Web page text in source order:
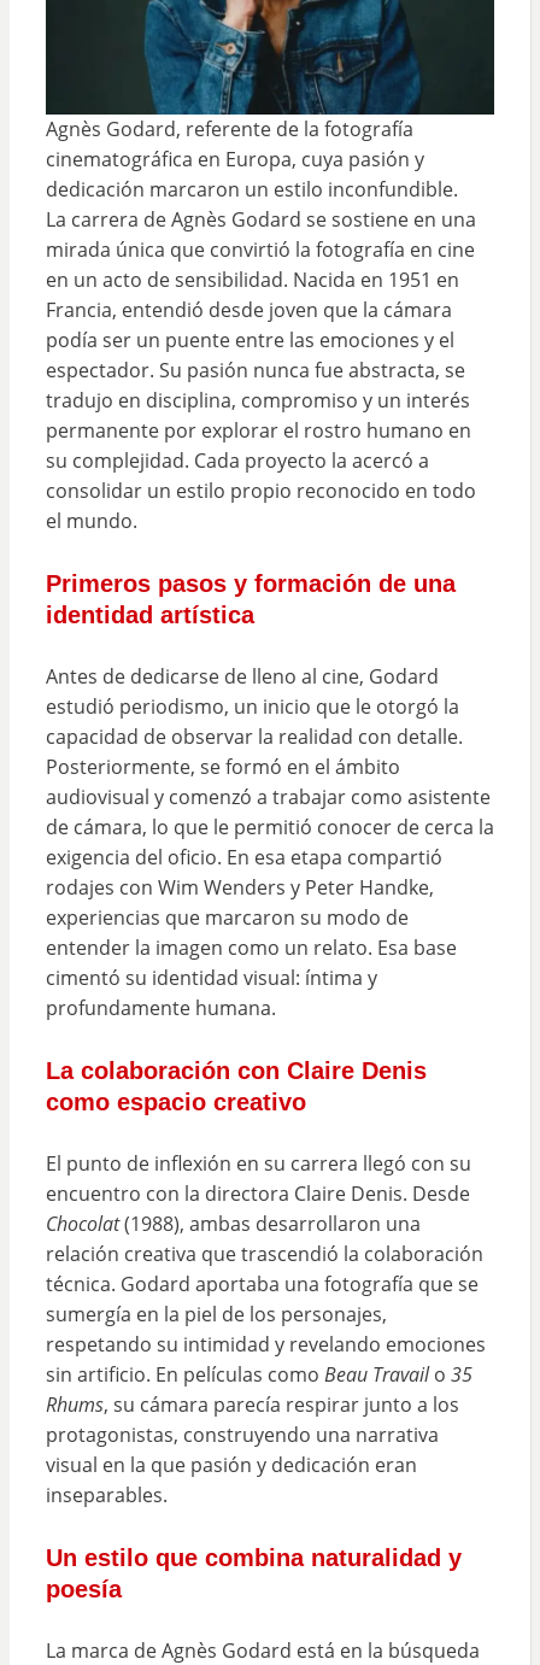
Agnès Godard, referente de la fotografía
cinematográfica en Europa, cuya pasión y
dedicación marcaron un estilo inconfundible.
La carrera de Agnès Godard se sostiene en una
mirada única que convirtió la fotografía en cine
en un acto de sensibilidad. Nacida en 1951 en
Francia, entendió desde joven que la cámara
podía ser un puente entre las emociones y el
espectador. Su pasión nunca fue abstracta, se
tradujo en disciplina, compromiso y un interés
permanente por explorar el rostro humano en
su complejidad. Cada proyecto la acercó a
consolidar un estilo propio reconocido en todo
el mundo.
Primeros pasos y formación de una
identidad artística
Antes de dedicarse de lleno al cine, Godard
estudió periodismo, un inicio que le otorgó la
capacidad de observar la realidad con detalle.
Posteriormente, se formó en el ámbito
audiovisual y comenzó a trabajar como asistente
de cámara, lo que le permitió conocer de cerca la
exigencia del oficio. En esa etapa compartió
rodajes con Wim Wenders y Peter Handke,
experiencias que marcaron su modo de
entender la imagen como un relato. Esa base
cimentó su identidad visual: íntima y
profundamente humana.
La colaboración con Claire Denis
como espacio creativo
El punto de inflexión en su carrera llegó con su
encuentro con la directora Claire Denis. Desde
Chocolat(1988), ambas desarrollaron una
relación creativa que trascendió la colaboración
técnica. Godard aportaba una fotografía que se
sumergía en la piel de los personajes,
respetando su intimidad y revelando emociones
sin artificio. En películas como Beau Travailo 35
Rhums, su cámara parecía respirar junto a los
protagonistas, construyendo una narrativa
visual en la que pasión y dedicación eran
inseparables.
Un estilo que combina naturalidad y
poesía
La marca de Agnès Godard está en la búsqueda